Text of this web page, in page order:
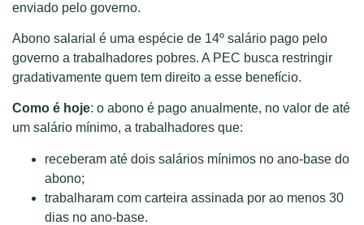
enviado pelo governo.
Abono salarial é uma espécie de 14º salário pago pelo
governo a trabalhadores pobres. A PEC busca restringir
gradativamente quem tem direito a esse benefício.
Como é hoje: o abono é pago anualmente, no valor de até
um salário mínimo, a trabalhadores que:
receberam até dois salários mínimos no ano-base do
abono;
trabalharam com carteira assinada por ao menos 30
dias no ano-base.